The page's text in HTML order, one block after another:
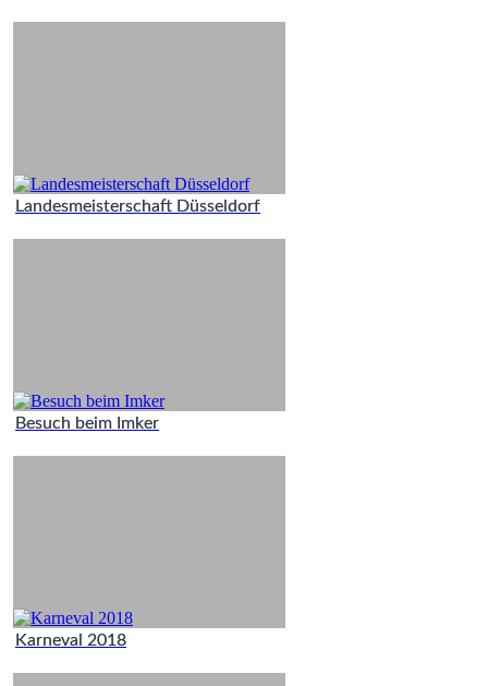
Landesmeisterschaft Düsseldorf
Besuch beim Imker
Karneval 2018